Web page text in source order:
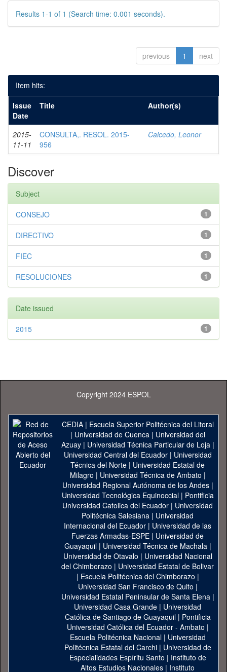
Results 1-1 of 1 (Search time: 0.001 seconds).
previous 1 next
Item hits:
Issue
Date
Title Author(s)
2015-
11-11
CONSULTA,. RESOL. 2015-
956
Caicedo, Leonor
Discover
Subject
1
CONSEJO
1
DIRECTIVO
1
FIEC
1
RESOLUCIONES
Date issued
1
2015
Copyright 2024 ESPOL
CEDIA| Escuela Superior Politécnica del Litoral
| Universidad de Cuenca| Universidad del
Azuay| Universidad Técnica Particular de Loja|
Universidad Central del Ecuador| Universidad
Técnica del Norte | Universidad Estatal de
Milagro | Universidad Técnica de Ambato |
Universidad Regional Autónoma de los Andes|
Universidad Tecnológica Equinoccial| Pontificia
Universidad Catolica del Ecuador | Universidad
Politécnica Salesiana | Universidad
Internacional del Ecuador | Universidad de las
Fuerzas Armadas-ESPE | Universidad de
Guayaquil| Universidad Técnica de Machala|
Universidad de Otavalo | Universidad Nacional
del Chimborazo | Universidad Estatal de Bolivar
| Escuela Politécnica del Chimborazo |
Universidad San Francisco de Quito |
Universidad Estatal Peninsular de Santa Elena|
Universidad Casa Grande | Universidad
Católica de Santiago de Guayaquil| Pontificia
Universidad Católica del Ecuador - Ambato |
Escuela Politécnica Nacional| Universidad
Politécnica Estatal del Carchi| Universidad de
Especialidades Espíritu Santo | Instituto de
Altos Estudios Nacionales | Instituto